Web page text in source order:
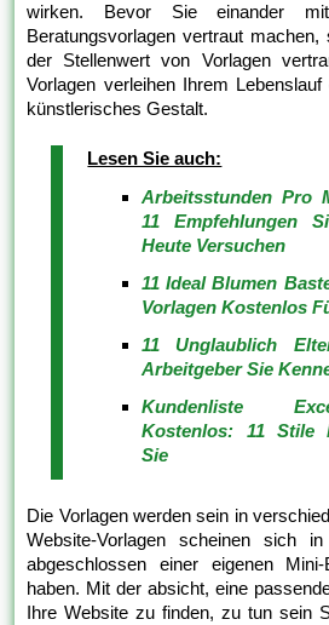
wirken. Bevor Sie einander
Beratungsvorlagen vertraut machen,
der Stellenwert von Vorlagen
Vorlagen verleihen Ihrem
künstlerisches Gestalt.
Lesen Sie auch:
Arbeitsstunden Pro
11 Empfehlungen
Heute Versuchen
11 Ideal Blumen
Vorlagen Kostenlos
11 Unglaublich
Arbeitgeber Sie
Kundenliste
Kostenlos: 11 Stile
Sie
Die Vorlagen werden sein in
Website-Vorlagen scheinen sich
abgeschlossen einer eigenen
haben. Mit der absicht, eine
Ihre Website zu finden, zu tun sein